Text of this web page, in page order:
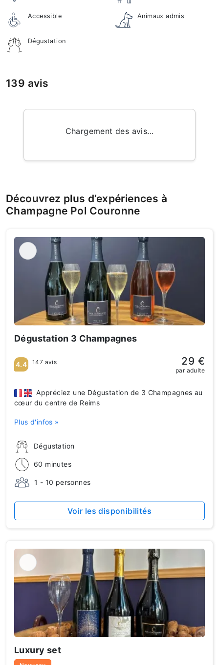
Accessible Animaux admis
Dégustation
139 avis
Chargement des avis...
Découvrez plus d’expériences à
Champagne Pol Couronne
Dégustation 3 Champagnes
Dégustation
60 minutes
1 - 10 personnes
Appréciez une Dégustation de 3 Champagnes au
cœur du centre de Reims
Plus d'infos »
4.4 147 avis 29 €
par adulte
Voir les disponibilités
Luxury set